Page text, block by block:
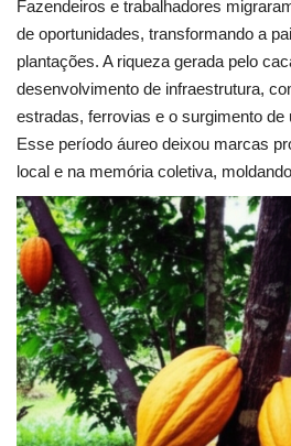
Fazendeiros e trabalhadores
de oportunidades, transformando a
plantações. A riqueza gerada pelo
desenvolvimento de infraestrutura,
estradas, ferrovias e o surgimento
Esse período áureo deixou marcas
local e na memória coletiva,